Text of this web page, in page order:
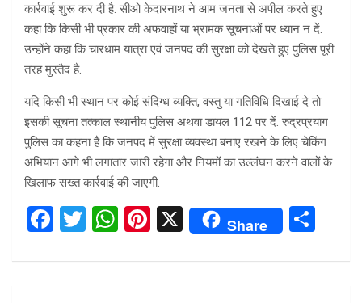
कार्रवाई शुरू कर दी है. सीओ केदारनाथ ने आम जनता से अपील करते हुए
कहा कि किसी भी प्रकार की अफवाहों या भ्रामक सूचनाओं पर ध्यान न दें.
उन्होंने कहा कि चारधाम यात्रा एवं जनपद की सुरक्षा को देखते हुए पुलिस पूरी
तरह मुस्तैद है.
यदि किसी भी स्थान पर कोई संदिग्ध व्यक्ति, वस्तु या गतिविधि दिखाई दे तो
इसकी सूचना तत्काल स्थानीय पुलिस अथवा डायल 112 पर दें. रुद्रप्रयाग
पुलिस का कहना है कि जनपद में सुरक्षा व्यवस्था बनाए रखने के लिए चेकिंग
अभियान आगे भी लगातार जारी रहेगा और नियमों का उल्लंघन करने वालों के
खिलाफ सख्त कार्रवाई की जाएगी.
F
ce
T
tt
W
at
Pi
er
X Share
ar